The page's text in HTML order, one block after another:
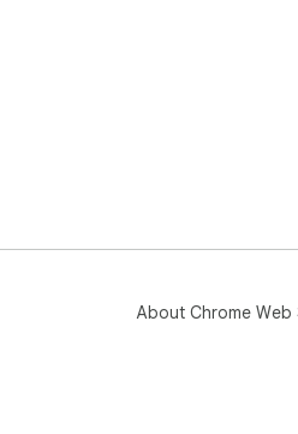
About Chrome Web